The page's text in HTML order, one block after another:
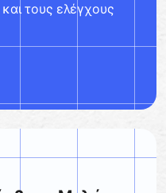
και τους ελέγχους